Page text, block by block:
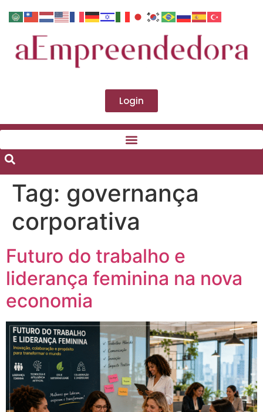
Login
Tag: governança
corporativa
Futuro do trabalho e
liderança feminina na nova
economia